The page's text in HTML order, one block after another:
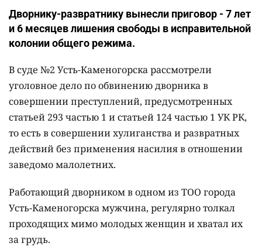
Дворнику-развратнику вынесли приговор - 7 лет
и 6 месяцев лишения свободы в исправительной
колонии общего режима.
В суде №2 Усть-Каменогорска рассмотрели
уголовное дело по обвинению дворника в
совершении преступлений, предусмотренных
статьей 293 частью 1 и статьей 124 частью 1 УК РК,
то есть в совершении хулиганства и развратных
действий без применения насилия в отношении
заведомо малолетних.
Работающий дворником в одном из ТОО города
Усть-Каменогорска мужчина, регулярно толкал
проходящих мимо молодых женщин и хватал их
за грудь.